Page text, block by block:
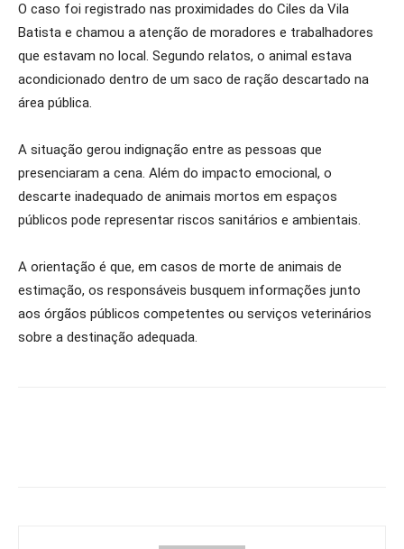
O caso foi registrado nas proximidades do Ciles da Vila
Batista e chamou a atenção de moradores e trabalhadores
que estavam no local. Segundo relatos, o animal estava
acondicionado dentro de um saco de ração descartado na
área pública.
A situação gerou indignação entre as pessoas que
presenciaram a cena. Além do impacto emocional, o
descarte inadequado de animais mortos em espaços
públicos pode representar riscos sanitários e ambientais.
A orientação é que, em casos de morte de animais de
estimação, os responsáveis busquem informações junto
aos órgãos públicos competentes ou serviços veterinários
sobre a destinação adequada.